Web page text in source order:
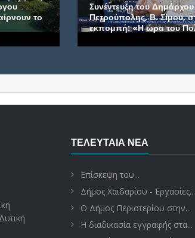
Συνέντευξη του Δημάρχου
Πετρούπολης, Β. Σίμου, στην
εκπομπή: «Η ώρα του Πολίτη»
ΤΕΛΕΥΤΑΊΑ ΝΈΑ
Επίσκεψη του...
Δήμος Χαϊδαρίου - Εργασίες...
Ο Δήμος Περιστερίου στην...
Η διαδικασία εγγραφής στα...